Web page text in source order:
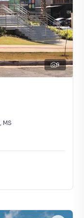
9
, MS